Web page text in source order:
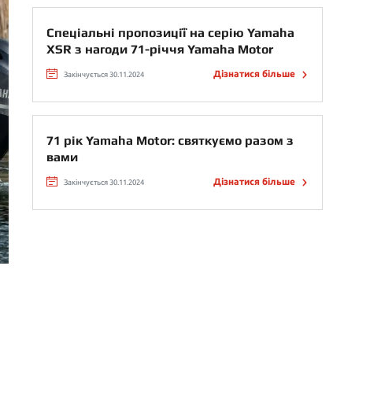
Спеціальні пропозиції на серію Yamaha
XSR з нагоди 71-річчя Yamaha Motor
Закінчується 30.11.2024 Дізнатися більше
71 рік Yamaha Motor: святкуємо разом з
вами
Закінчується 30.11.2024 Дізнатися більше